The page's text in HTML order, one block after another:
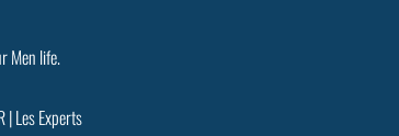
Men life.
|Les Experts